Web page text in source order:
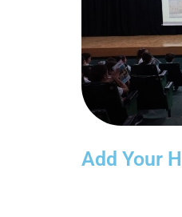
Add Your